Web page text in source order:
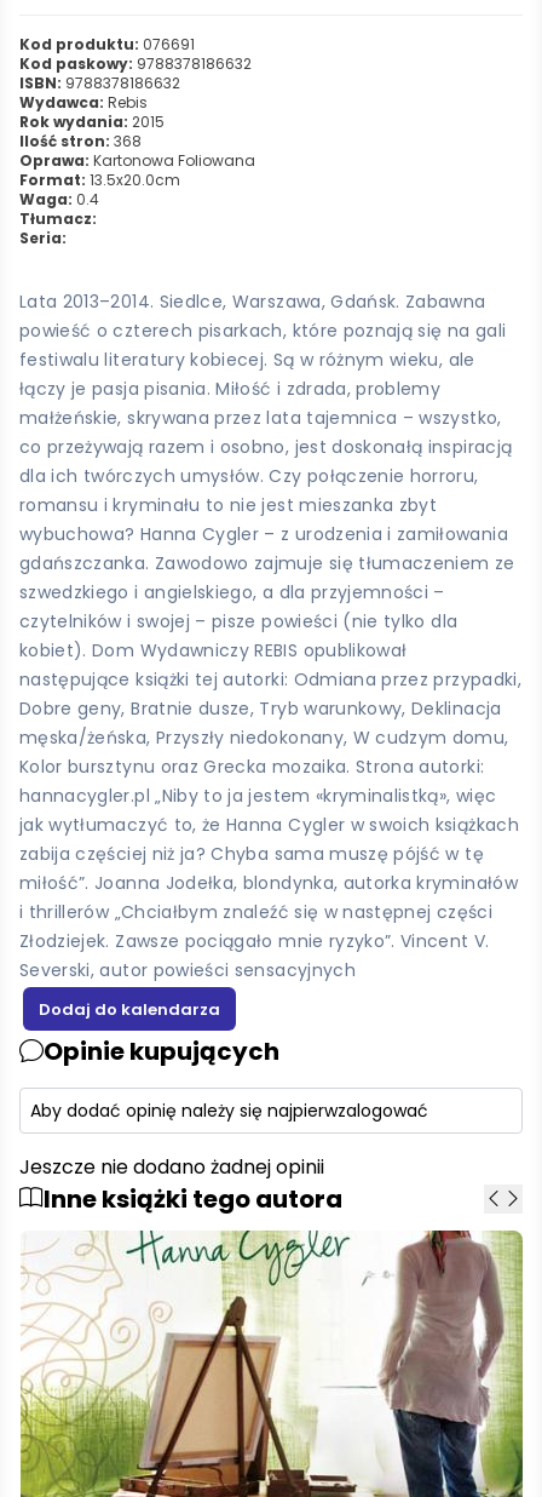
Kod produktu: 076691
Kod paskowy: 9788378186632
ISBN: 9788378186632
Wydawca: Rebis
Rok wydania: 2015
Ilość stron: 368
Oprawa: Kartonowa Foliowana
Format: 13.5x20.0cm
Waga: 0.4
Tłumacz:
Seria:
Lata 2013–2014. Siedlce, Warszawa, Gdańsk. Zabawna
powieść o czterech pisarkach, które poznają się na gali
festiwalu literatury kobiecej. Są w różnym wieku, ale
łączy je pasja pisania. Miłość i zdrada, problemy
małżeńskie, skrywana przez lata tajemnica – wszystko,
co przeżywają razem i osobno, jest doskonałą inspiracją
dla ich twórczych umysłów. Czy połączenie horroru,
romansu i kryminału to nie jest mieszanka zbyt
wybuchowa? Hanna Cygler – z urodzenia i zamiłowania
gdańszczanka. Zawodowo zajmuje się tłumaczeniem ze
szwedzkiego i angielskiego, a dla przyjemności –
czytelników i swojej – pisze powieści (nie tylko dla
kobiet). Dom Wydawniczy REBIS opublikował
następujące książki tej autorki: Odmiana przez przypadki,
Dobre geny, Bratnie dusze, Tryb warunkowy, Deklinacja
męska/żeńska, Przyszły niedokonany, W cudzym domu,
Kolor bursztynu oraz Grecka mozaika. Strona autorki:
hannacygler.pl „Niby to ja jestem «kryminalistką», więc
jak wytłumaczyć to, że Hanna Cygler w swoich książkach
zabija częściej niż ja? Chyba sama muszę pójść w tę
miłość”. Joanna Jodełka, blondynka, autorka kryminałów
i thrillerów „Chciałbym znaleźć się w następnej części
Złodziejek. Zawsze pociągało mnie ryzyko”. Vincent V.
Severski, autor powieści sensacyjnych
Opinie kupujących
Aby dodać opinię należy się najpierwzalogować
Jeszcze nie dodano żadnej opinii
Inne książki tego autora